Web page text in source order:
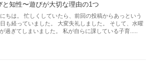
と知性〜遊びが大切な理由の1つ
ちは。 忙しくしていたら、前回の投稿からあっという
も経っていました。 大変失礼しました。 そして、水曜
過ぎてしまいました。 私が自らに課している子育.....